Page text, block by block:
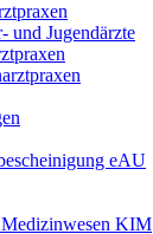
und Jugendärzte
eAU
KIM